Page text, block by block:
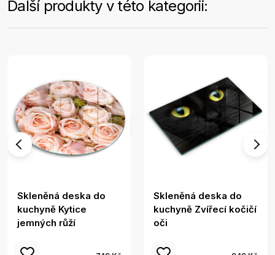
Další produkty v této kategorii:
Skleněná deska do
kuchyně Kytice
jemných růží
Skleněná deska do
kuchyně Zvířecí kočičí
oči